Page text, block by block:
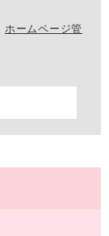
ホームページ管